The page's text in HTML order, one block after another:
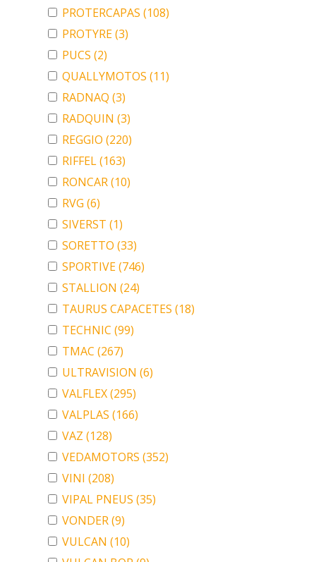
PROTERCAPAS (108)
PROTYRE(3)
PUCS (2)
QUALLYMOTOS (11)
RADNAQ (3)
RADQUIN (3)
REGGIO (220)
RIFFEL(163)
RONCAR(10)
RVG (6)
SIVERST (1)
SORETTO (33)
SPORTIVE(746)
STALLION (24)
TAURUS CAPACETES (18)
TECHNIC (99)
TMAC (267)
ULTRAVISION (6)
VALFLEX(295)
VALPLAS (166)
VAZ (128)
VEDAMOTORS (352)
VINI (208)
VIPAL PNEUS (35)
VONDER(9)
VULCAN (10)